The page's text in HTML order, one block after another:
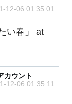
12-06 01:35:01
い春」 at
カウント
12-06 01:35:11